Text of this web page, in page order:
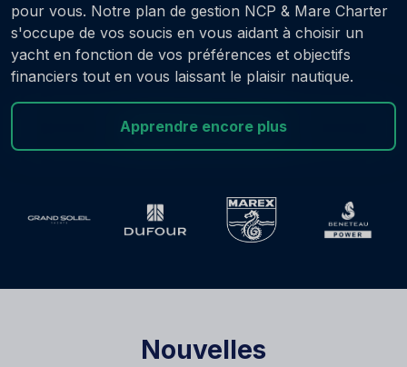
pour vous. Notre plan de gestion NCP & Mare Charter
s'occupe de vos soucis en vous aidant à choisir un
yacht en fonction de vos préférences et objectifs
financiers tout en vous laissant le plaisir nautique.
Apprendre encore plus
Nouvelles